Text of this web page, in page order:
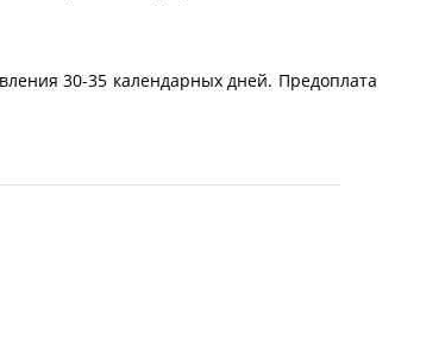
30-35 календарных дней. Предоплата